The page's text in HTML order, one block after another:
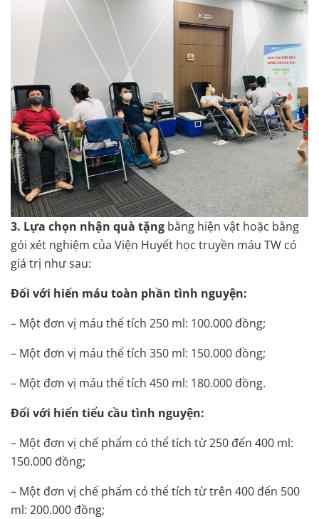
3. Lựa chọn nhận quà tặng bằng hiện vật hoặc bằng
gói xét nghiệm của Viện Huyết học truyền máu TW có
giá trị như sau:
Đối với hiến máu toàn phần tình nguyện:
– Một đơn vị máu thể tích 250 ml: 100.000 đồng;
– Một đơn vị máu thể tích 350 ml: 150.000 đồng;
– Một đơn vị máu thể tích 450 ml: 180.000 đồng.
Đối với hiến tiểu cầu tình nguyện:
– Một đơn vị chế phẩm có thể tích từ 250 đến 400 ml:
150.000 đồng;
– Một đơn vị chế phẩm có thể tích từ trên 400 đến 500
ml: 200.000 đồng;